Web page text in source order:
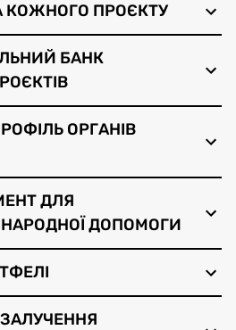
КОЖНОГО ПРОЄКТУ
БАНК
ОРГАНІВ
ДЛЯ
ДОПОМОГИ